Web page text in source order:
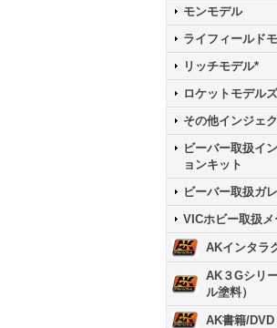
モンモデル
ライフィールド
リッチモデル*
ロケットモデル
その他インジェ
ビーバー取扱イ
ョンキット
ビーバー取扱ガ
VICホビー取扱メ
AKインタラ
AK３Gシリ
ル塗料）
AK書籍/DVD